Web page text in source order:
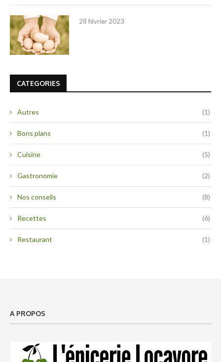
28 février 2023
CATEGORIES
Autres (1)
Bons plans (1)
Cuisine (5)
Gastronomie (2)
Nos conseils (8)
Recettes (6)
Restaurant (1)
A PROPOS